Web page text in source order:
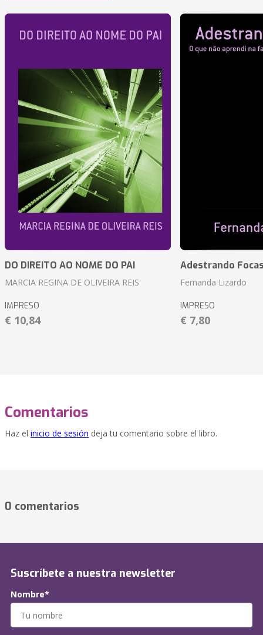
DO DIREITO AO NOME DO PAI
MARCIA REGINA DE OLIVEIRA REIS
IMPRESO
€ 10,84
Adestrando
Fernanda Lizardo
IMPRESO
€ 7,80
Comentarios
Haz el inicio de sesión deja tu comentario sobre el libro.
0 comentarios
Suscríbete a nuestra newsletter
Nombre*